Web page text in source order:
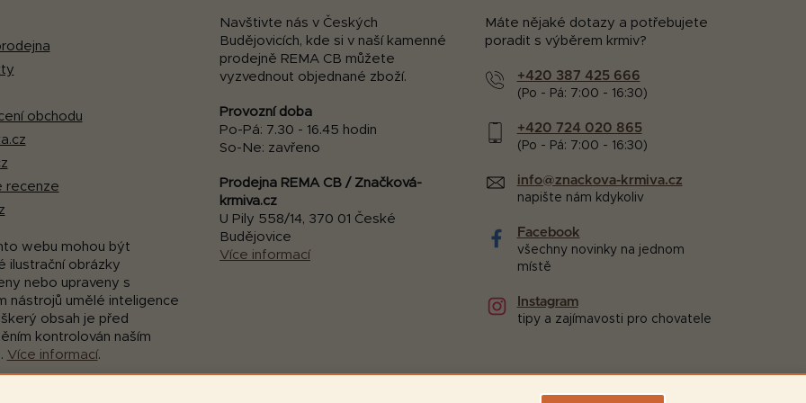
obchodu
recenze
webu mohou být
ilustrační obrázky
nebo upraveny s
nástrojů umělé inteligence
obsah je před
kontrolován naším
Více informací.
Navštivte nás v Českých
Budějovicích, kde si v naší kamenné
prodejně REMA CB můžete
vyzvednout objednané zboží.
Provozní doba
Po-Pá: 7.30 - 16.45 hodin
So-Ne: zavřeno
Prodejna REMA CB / Značková-
krmiva.cz
U Pily 558/14, 370 01 České
Budějovice
Více informací
Máte nějaké dotazy a potřebujete
poradit s výběrem krmiv?
+420 387 425 666
(Po - Pá: 7:00 - 16:30)
+420 724 020 865
(Po - Pá: 7:00 - 16:30)
info@znackova-krmiva.cz
napište nám kdykoliv
Facebook
všechny novinky na jednom
místě
Instagram
tipy a zajímavosti pro chovatele